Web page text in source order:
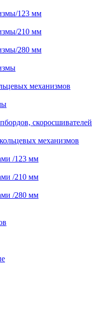
123 мм
210 мм
280 мм
механизмов
скоросшивателей
механизмов
/123 мм
/210 мм
/280 мм